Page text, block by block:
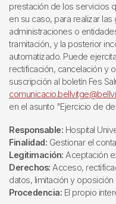
prestación de los servicios
en su caso, para realizar
administraciones o
tramitación, y la posterior
automatizado. Puede
rectificación, cancelación y
suscripción al boletín Fes
en el asunto "Ejercicio de
Responsable: Hospital
Finalidad: Gestionar el
Legitimación: Aceptación
Derechos: Acceso,
datos, limitación y oposición
Procedencia: El propio